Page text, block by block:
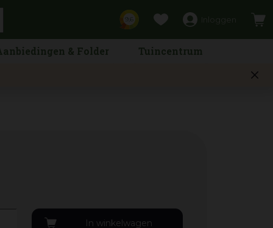
& Folder Tuincentrum